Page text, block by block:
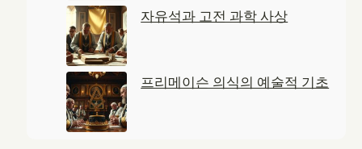
자유석과 고전 과학 사상
프리메이슨 의식의 예술적 기초